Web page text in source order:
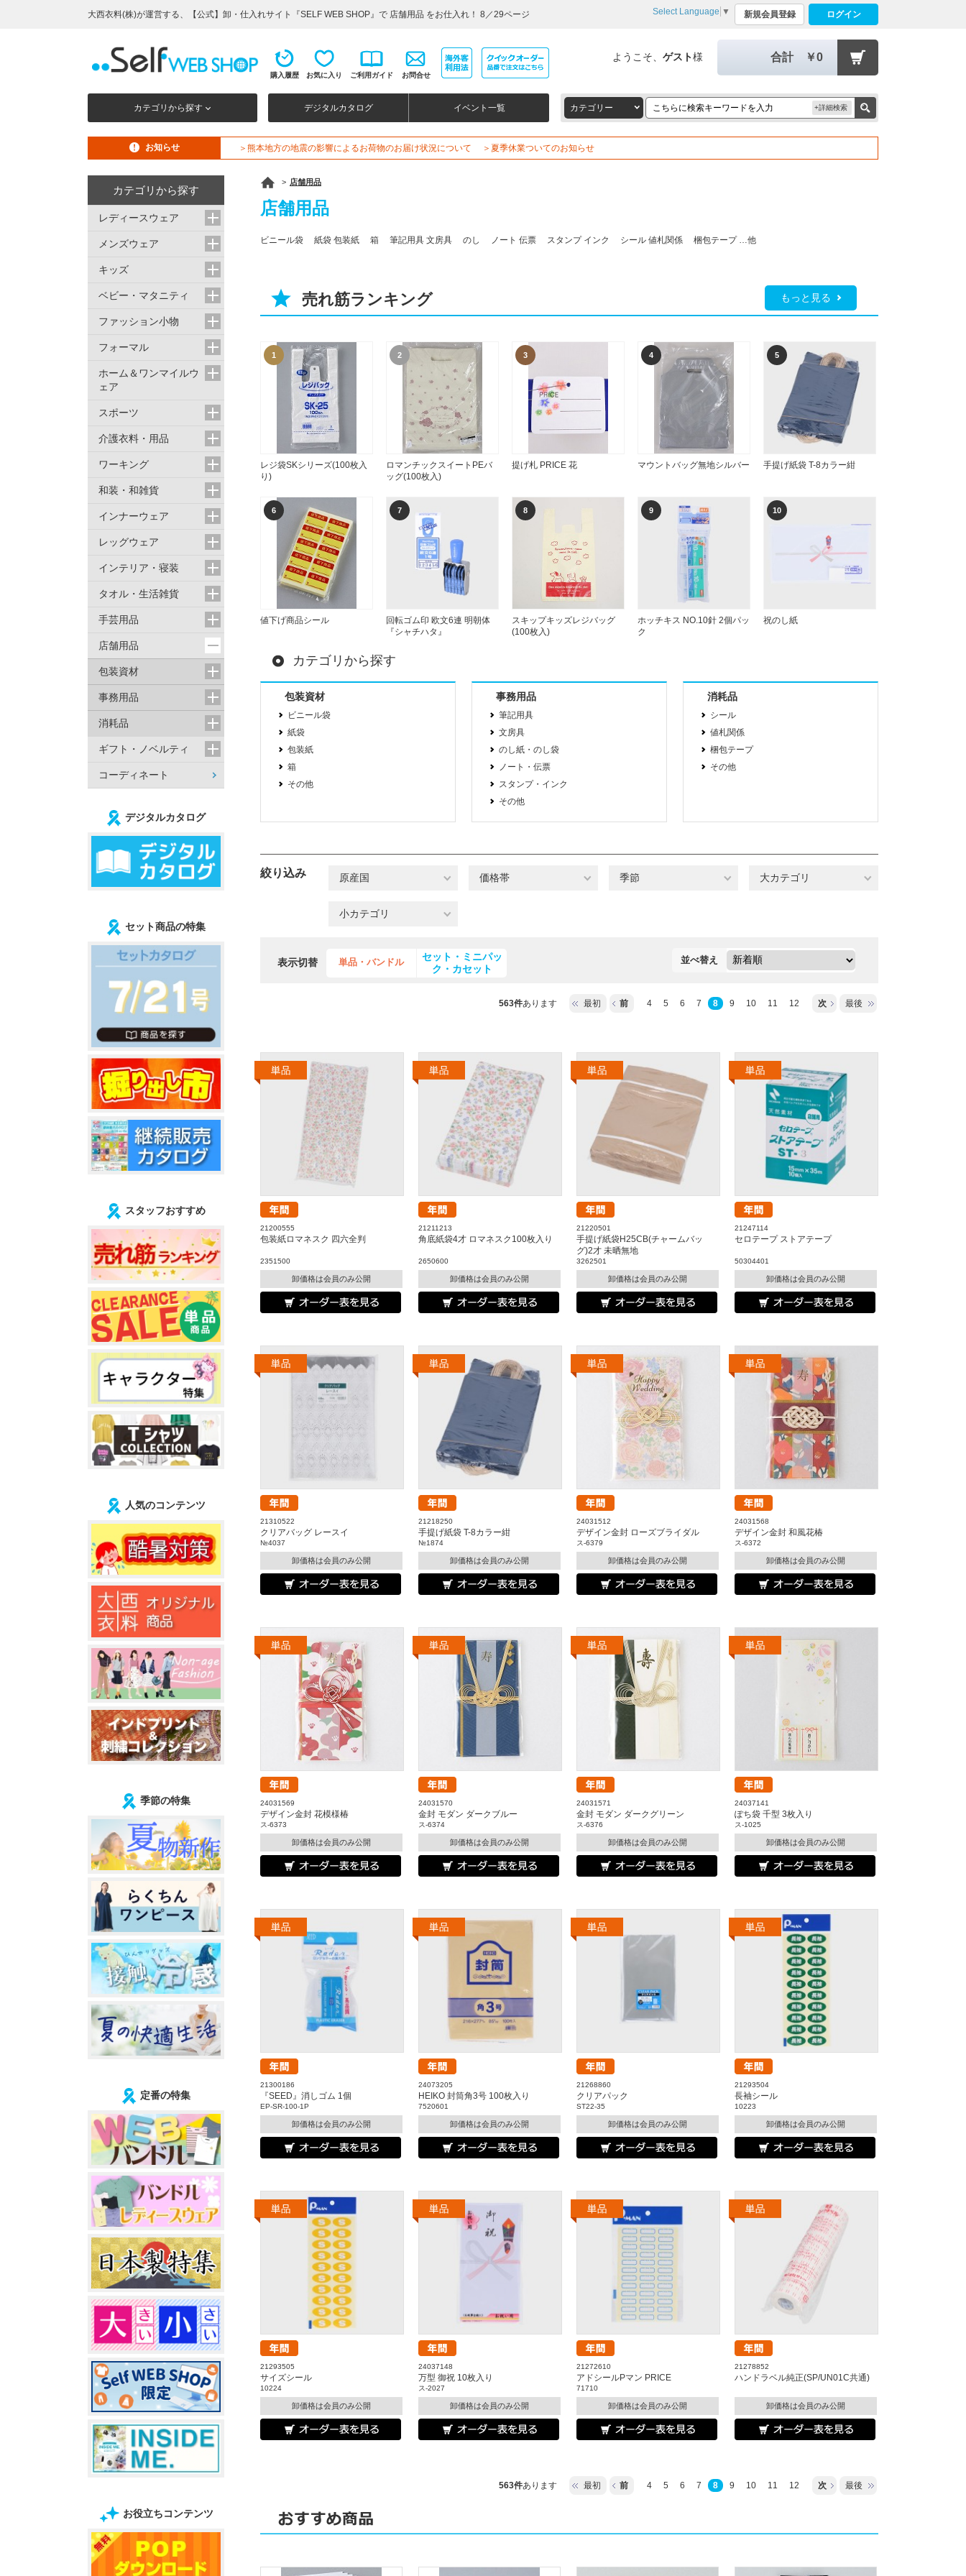
大西衣料(株)が運営する、【公式】卸・仕入れサイト『SELF WEB SHOP』で 店舗用品 をお仕入れ！ 8／29ページ ログイン
新規会員登録
Select Language ▼
購入履歴 お気に入り ご利用ガイド お問合せ
ようこそ、 ゲスト様 合計 ￥0
カテゴリから探す デジタルカタログ イベント一覧 カテゴリー +詳細検索
お知らせ ＞熊本地方の地震の影響によるお荷物のお届け状況について ＞夏季休業ついてのお知らせ
> 店舗用品
店舗用品
ビニール袋 紙袋 包装紙 箱 筆記用具 文房具 のし ノート 伝票 スタンプ インク シール 値札関係 梱包テープ …他
売れ筋ランキング もっと見る
1
レジ袋SKシリーズ(100枚入
り)
2
ロマンチックスイートPEバ
ッグ(100枚入)
3
提げ札 PRICE 花
4
マウントバッグ無地シルバー
5
手提げ紙袋 T-8カラー紺
6
値下げ商品シール
7
回転ゴム印 欧文6連 明朝体
『シャチハタ』
8
スキップキッズレジバッグ
(100枚入)
9
ホッチキス NO.10針 2個パッ
ク
10
祝のし紙
カテゴリから探す
包装資材
ビニール袋
紙袋
包装紙
箱
その他
事務用品
筆記用具
文房具
のし紙・のし袋
ノート・伝票
スタンプ・インク
その他
消耗品
シール
値札関係
梱包テープ
その他
絞り込み 原産国 価格帯 季節 大カテゴリ
小カテゴリ
表示切替 単品・バンドル
セット・ミニパッ
ク・カセット
並べ替え
563件あります 最初 前 4 5 6 7 8 9 10 11 12 次 最後
21200555
包装紙ロマネスク 四六全判
2351500
卸価格は会員のみ公開
21211213
角底紙袋4才 ロマネスク100枚入り
2650600
卸価格は会員のみ公開
21220501
手提げ紙袋H25CB(チャームバッ
グ)2才 未晒無地
3262501
卸価格は会員のみ公開
21247114
セロテープ ストアテープ
50304401
卸価格は会員のみ公開
21310522
クリアバッグ レースイ
№4037
卸価格は会員のみ公開
21218250
手提げ紙袋 T-8カラー紺
№1874
卸価格は会員のみ公開
24031512
デザイン金封 ローズブライダル
ス-6379
卸価格は会員のみ公開
24031568
デザイン金封 和風花椿
ス-6372
卸価格は会員のみ公開
24031569
デザイン金封 花模様椿
ス-6373
卸価格は会員のみ公開
24031570
金封 モダン ダークブルー
ス-6374
卸価格は会員のみ公開
24031571
金封 モダン ダークグリーン
ス-6376
卸価格は会員のみ公開
24037141
ぽち袋 千型 3枚入り
ス-1025
卸価格は会員のみ公開
21300186
『SEED』消しゴム 1個
EP-SR-100-1P
卸価格は会員のみ公開
24073205
HEIKO 封筒角3号 100枚入り
7520601
卸価格は会員のみ公開
21268860
クリアパック
ST22-35
卸価格は会員のみ公開
21293504
長袖シール
10223
卸価格は会員のみ公開
21293505
サイズシール
10224
卸価格は会員のみ公開
24037148
万型 御祝 10枚入り
ス-2027
卸価格は会員のみ公開
21272610
アドシールPマン PRICE
71710
卸価格は会員のみ公開
21278852
ハンドラベル純正(SP/UN01C共通)
卸価格は会員のみ公開
563件あります 最初 前 4 5 6 7 8 9 10 11 12 次 最後
カテゴリから探す
レディースウェア
メンズウェア
キッズ
ベビー・マタニティ
ファッション小物
フォーマル
ホーム＆ワンマイルウ
ェア
スポーツ
介護衣料・用品
ワーキング
和装・和雑貨
インナーウェア
レッグウェア
インテリア・寝装
タオル・生活雑貨
手芸用品
店舗用品
包装資材
事務用品
消耗品
ギフト・ノベルティ
コーディネート
デジタルカタログ
セット商品の特集
スタッフおすすめ
人気のコンテンツ
季節の特集
定番の特集
お役立ちコンテンツ